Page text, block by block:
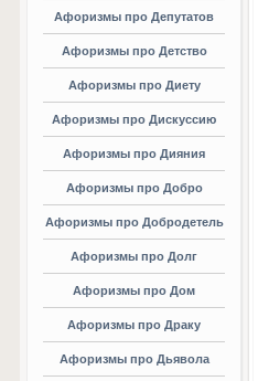
Афоризмы про Депутатов
Афоризмы про Детство
Афоризмы про Диету
Афоризмы про Дискуссию
Афоризмы про Дияния
Афоризмы про Добро
Афоризмы про Добродетель
Афоризмы про Долг
Афоризмы про Дом
Афоризмы про Драку
Афоризмы про Дьявола